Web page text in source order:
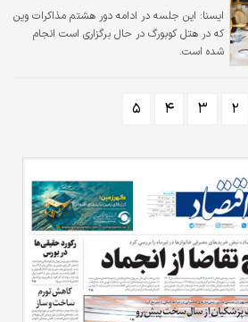
ايسنا: این جلسه در ادامه دور هشتم مذاکرات وین
که در هتل کوبورگ در حال برگزاری است انجام
شده است.
۲ ۳ ۴ ۵